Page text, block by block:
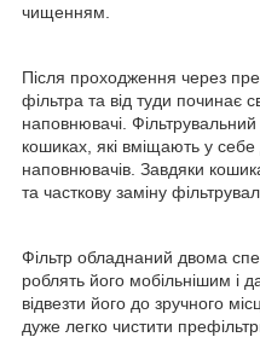
чищенням.
Після проходження через
фільтра та від туди починає
наповнювачі.
кошиках, які вміщають у себе
наповнювачів. Завдяки
та часткову заміну
Фільтр обладнаний двома
роблять його мобільнішим і
відвезти його до зручного
дуже легко чистити